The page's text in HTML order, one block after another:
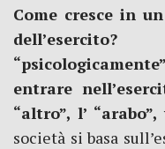
Come cresce in
entrare
“altro”, l’
società si basa